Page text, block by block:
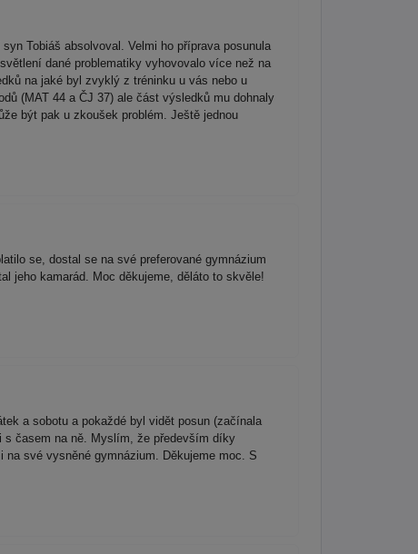
Tobiáš absolvoval. Velmi ho příprava posunula
dané problematiky vyhovovalo více než na
na jaké byl zvyklý z tréninku u vás nebo u
(MAT 44 a ČJ 37) ale část výsledků mu dohnaly
být pak u zkoušek problém. Ještě jednou
se, dostal se na své preferované gymnázium
jeho kamarád. Moc děkujeme, děláto to skvěle!
a sobotu a pokaždé byl vidět posun (začínala
s časem na ně. Myslím, že především díky
své vysněné gymnázium. Děkujeme moc. S